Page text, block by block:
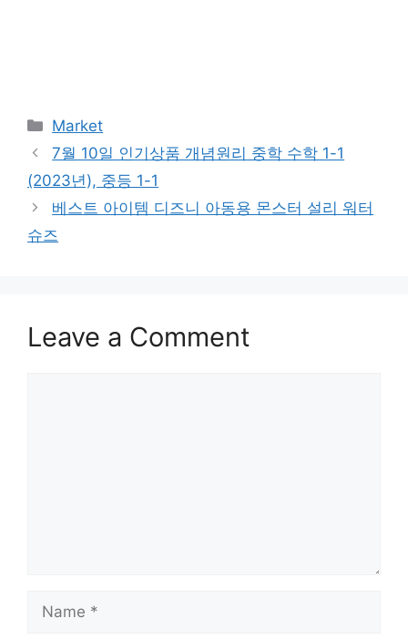
Categories
Market
7월 10일 인기상품 개념원리 중학 수학 1-1
(2023년), 중등 1-1
베스트 아이템 디즈니 아동용 몬스터 설리 워터
슈즈
Leave a Comment
Name